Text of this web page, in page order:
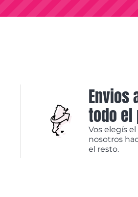
Envios
todo el
Vos elegís
nosotros
el resto.